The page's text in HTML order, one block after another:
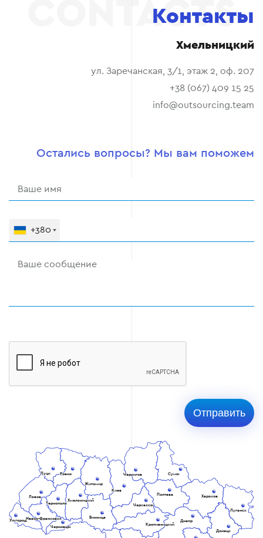
Львов
Луцк Ровно
Винница
Хмельницкий
Житомир
Черновцы
УжгородИвано-Франковск
Тернополь
Киев
Чернигов Сумы
Полтава Харьков
Луганск
Донецк
Днепр
Черкассы
Кропивницкий
Контакты
Хмельницкий
ул. Заречанская, 3/1, этаж 2, оф. 207
+38 (067) 409 15 25
info@outsourcing.team
Остались вопросы? Мы вам поможем
+380